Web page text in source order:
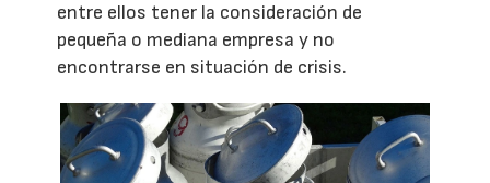
entre ellos tener la consideración de
pequeña o mediana empresa y no
encontrarse en situación de crisis.